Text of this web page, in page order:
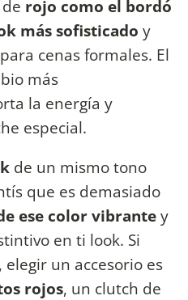
rojo como el bordó
más sofisticado y
cenas formales. El
más
la energía y
especial.
de un mismo tono
que es demasiado
ese color vibrantey
en ti look. Si
un accesorio es
rojos, un clutch de